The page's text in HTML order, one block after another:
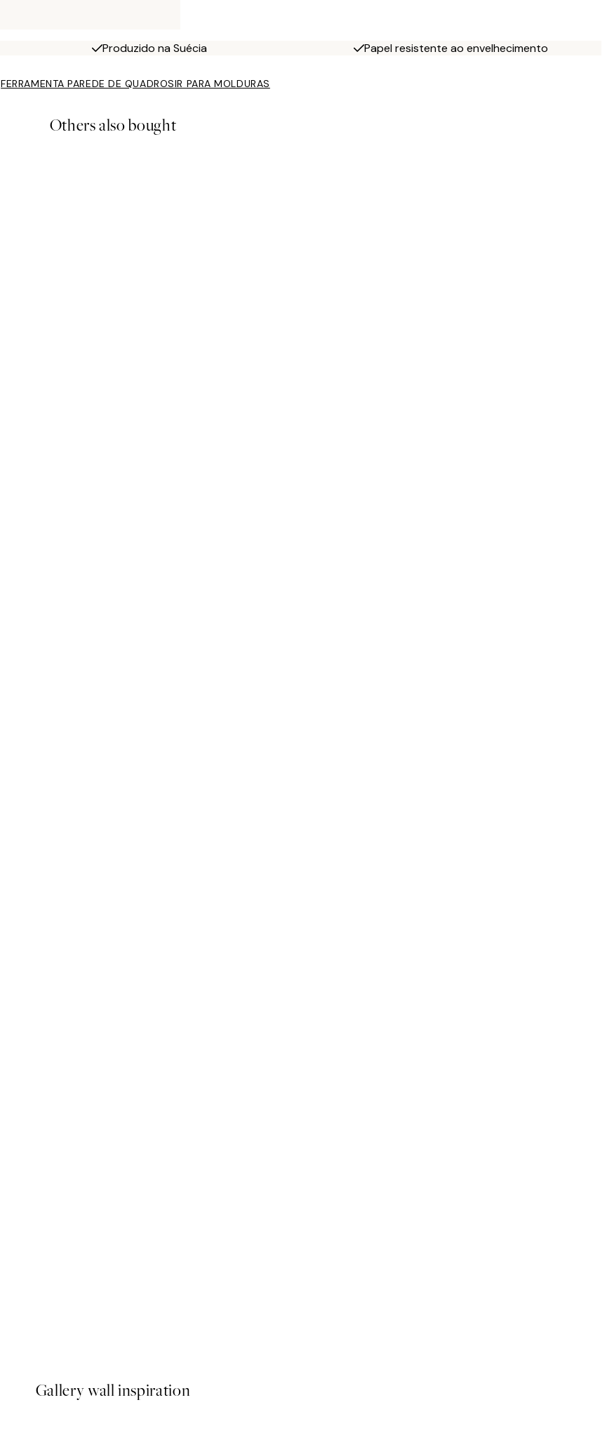
Produzido na Suécia Papel resistente ao envelhecimento
FERRAMENTA PAREDE DE QUADROSIR PARA MOLDURAS
Others also bought
Gallery wall inspiration